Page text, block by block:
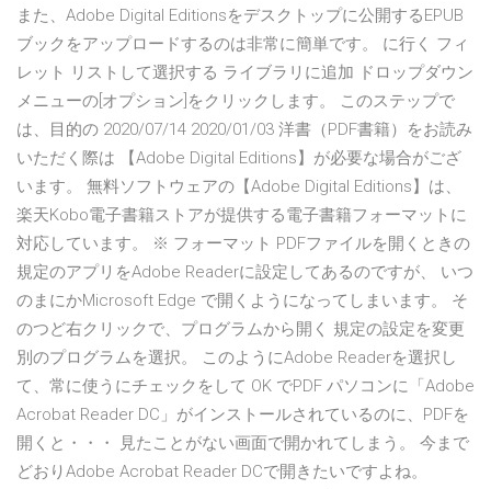
また、Adobe Digital Editionsをデスクトップに公開するEPUB
ブックをアップロードするのは非常に簡単です。 に行く フィ
レット リストして選択する ライブラリに追加 ドロップダウン
メニューの[オプション]をクリックします。 このステップで
は、目的の 2020/07/14 2020/01/03 洋書（PDF書籍）をお読み
いただく際は 【Adobe Digital Editions】が必要な場合がござ
います。 無料ソフトウェアの【Adobe Digital Editions】は、
楽天Kobo電子書籍ストアが提供する電子書籍フォーマットに
対応しています。 ※ フォーマット PDFファイルを開くときの
規定のアプリをAdobe Readerに設定してあるのですが、 いつ
のまにかMicrosoft Edge で開くようになってしまいます。 そ
のつど右クリックで、プログラムから開く 規定の設定を変更
別のプログラムを選択。 このようにAdobe Readerを選択し
て、常に使うにチェックをして OK でPDF パソコンに「Adobe
Acrobat Reader DC」がインストールされているのに、PDFを
開くと・・・ 見たことがない画面で開かれてしまう。 今まで
どおりAdobe Acrobat Reader DCで開きたいですよね。